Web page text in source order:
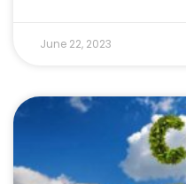
June 22, 2023